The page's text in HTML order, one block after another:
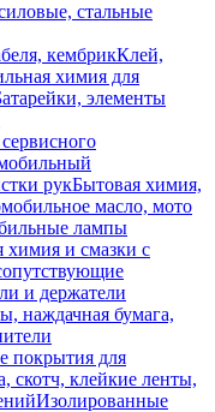
стальные
кембрикКлей,
химия для
элементы
рукБытовая химия,
масло, мото
лампы
химия и смазки с
и держатели
наждачная бумага,
покрытия для
скотч, клейкие ленты,
Изолированные